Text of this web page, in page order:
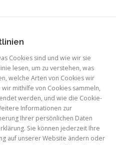
Cookies sind und wie wir sie
lesen, um zu verstehen, was
welche Arten von Cookies wir
mithilfe von Cookies sammeln,
werden, und wie die Cookie-
Informationen zur
Ihrer persönlichen Daten
Sie können jederzeit Ihre
auf unserer Website ändern oder